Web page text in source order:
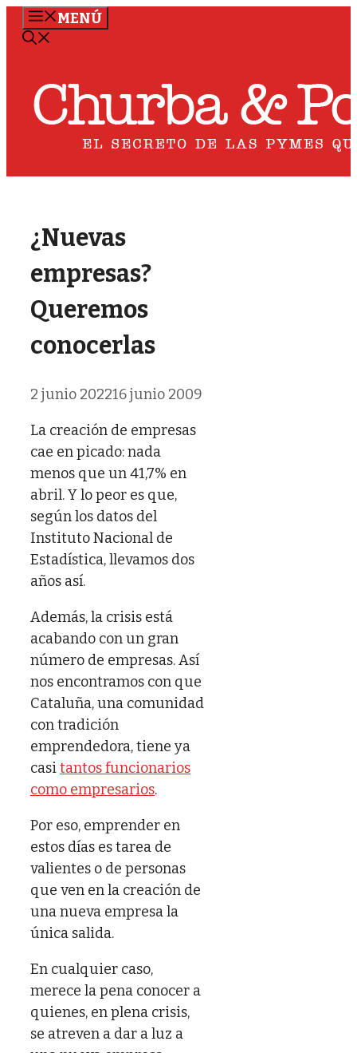
Saltar
MENÚ
¿Nuevas
empresas?
Queremos
conocerlas
2 junio 202216 junio 2009
La creación de empresas
cae en picado: nada
menos que un 41,7% en
abril. Y lo peor es que,
según los datos del
Instituto Nacional de
Estadística, llevamos dos
años así.
Además, la crisis está
acabando con un gran
número de empresas. Así
nos encontramos con que
Cataluña, una comunidad
con tradición
emprendedora, tiene ya
casitantos funcionarios
como empresarios.
Por eso, emprender en
estos días es tarea de
valientes o de personas
que ven en la creación de
una nueva empresa la
única salida.
En cualquier caso,
merece la pena conocer a
quienes, en plena crisis,
se atreven a dar a luz a